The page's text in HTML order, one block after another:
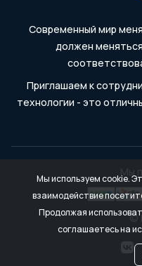
Современный мир
должен
Приглашаем к
технологии - это
Мы
©
Мы используем cookie.
взаимодействие
Продолжая
соглашаетесь на